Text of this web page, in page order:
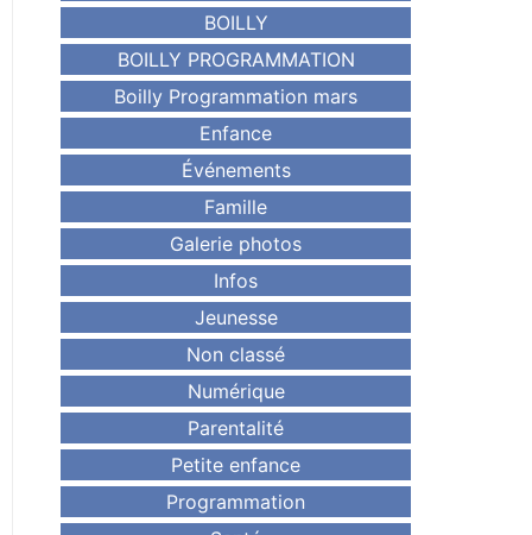
BOILLY
BOILLY PROGRAMMATION
Boilly Programmation mars
Enfance
Événements
Famille
Galerie photos
Infos
Jeunesse
Non classé
Numérique
Parentalité
Petite enfance
Programmation